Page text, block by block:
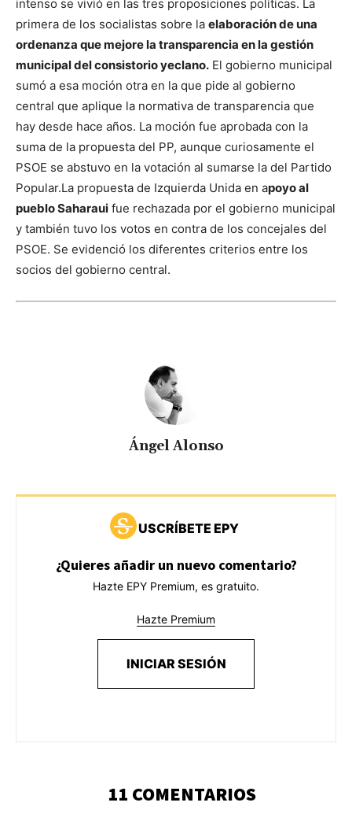
intenso se vivió en las tres proposiciones políticas. La
primera de los socialistas sobre la elaboración de una
ordenanza que mejore la transparencia en la gestión
municipal del consistorio yeclano. El gobierno municipal
sumó a esa moción otra en la que pide al gobierno
central que aplique la normativa de transparencia que
hay desde hace años. La moción fue aprobada con la
suma de la propuesta del PP, aunque curiosamente el
PSOE se abstuvo en la votación al sumarse la del Partido
Popular.La propuesta de Izquierda Unida en apoyo al
pueblo Saharaui fue rechazada por el gobierno municipal
y también tuvo los votos en contra de los concejales del
PSOE. Se evidenció los diferentes criterios entre los
socios del gobierno central.
Ángel Alonso
USCRÍBETE EPY
¿Quieres añadir un nuevo comentario?
Hazte EPY Premium, es gratuito.
Hazte Premium
INICIAR SESIÓN
11 COMENTARIOS